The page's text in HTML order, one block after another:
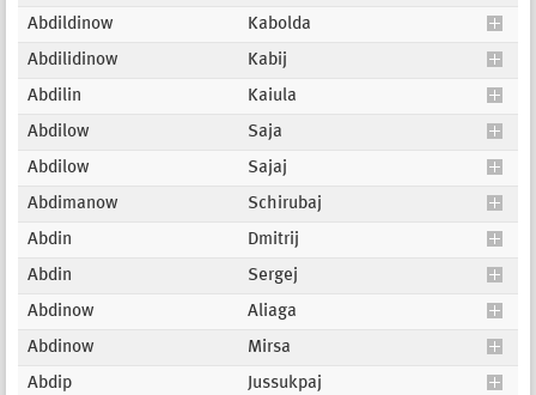
Abdildinow
Kabolda
Abdilidinow
Kabij
Abdilin
Kaiula
Abdilow
Saja
Abdilow
Sajaj
Abdimanow
Schirubaj
Abdin
Dmitrij
Abdin
Sergej
Abdinow
Aliaga
Abdinow
Mirsa
Abdip
Jussukpaj